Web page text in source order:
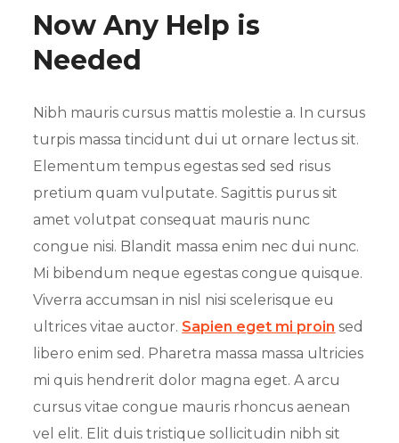
Now Any Help is
Needed
Nibh mauris cursus mattis molestie a. In cursus
turpis massa tincidunt dui ut ornare lectus sit.
Elementum tempus egestas sed sed risus
pretium quam vulputate. Sagittis purus sit
amet volutpat consequat mauris nunc
congue nisi. Blandit massa enim nec dui nunc.
Mi bibendum neque egestas congue quisque.
Viverra accumsan in nisl nisi scelerisque eu
ultrices vitae auctor. Sapien eget mi proin sed
libero enim sed. Pharetra massa massa ultricies
mi quis hendrerit dolor magna eget. A arcu
cursus vitae congue mauris rhoncus aenean
vel elit. Elit duis tristique sollicitudin nibh sit